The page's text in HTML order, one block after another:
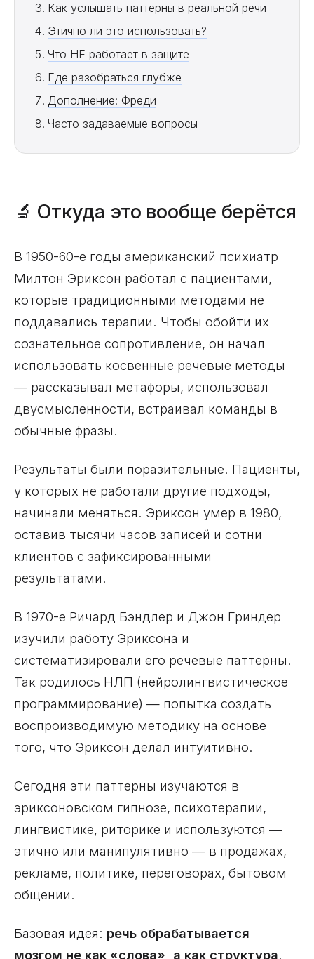
Как услышать паттерны в реальной речи
Этично ли это использовать?
Что НЕ работает в защите
Где разобраться глубже
Дополнение: Фреди
Часто задаваемые вопросы
🔬 Откуда это вообще берётся
В 1950-60-е годы американский психиатр
Милтон Эриксон работал с пациентами,
которые традиционными методами не
поддавались терапии. Чтобы обойти их
сознательное сопротивление, он начал
использовать косвенные речевые методы
— рассказывал метафоры, использовал
двусмысленности, встраивал команды в
обычные фразы.
Результаты были поразительные. Пациенты,
у которых не работали другие подходы,
начинали меняться. Эриксон умер в 1980,
оставив тысячи часов записей и сотни
клиентов с зафиксированными
результатами.
В 1970-е Ричард Бэндлер и Джон Гриндер
изучили работу Эриксона и
систематизировали его речевые паттерны.
Так родилось НЛП (нейролингвистическое
программирование) — попытка создать
воспроизводимую методику на основе
того, что Эриксон делал интуитивно.
Сегодня эти паттерны изучаются в
эриксоновском гипнозе, психотерапии,
лингвистике, риторике и используются —
этично или манипулятивно — в продажах,
рекламе, политике, переговорах, бытовом
общении.
Базовая идея: речь обрабатывается
мозгом не как «слова», а как структура.